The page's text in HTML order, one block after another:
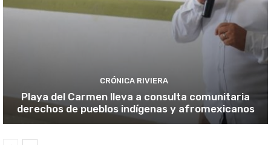
CRÓNICA RIVIERA
Playa del Carmen lleva a consulta comunitaria
derechos de pueblos indígenas y afromexicanos